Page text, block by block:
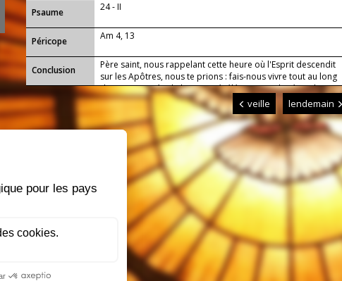
Psaume
24 - II
Péricope Am 4, 13
Conclusion
Père saint, nous rappelant cette heure où l'Esprit descendit
sur les Apôtres, nous te prions : fais-nous vivre tout au long
de cette journée de l'amour révélé par ton Fils, Jésus, le
Christ, notre Seigneur. Amen.
veille lendemain